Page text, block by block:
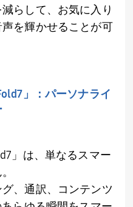
らして、お気に入り
を輝かせることが可
」：パーソナライ
」は、単なるスマー
、通訳、コンテンツ